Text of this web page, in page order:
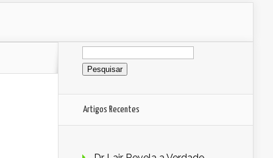
Pesquisar
por:
Artigos Recentes